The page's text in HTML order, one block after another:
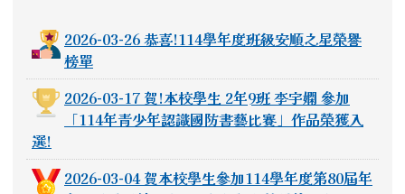
2026-03-26 恭喜!114學年度班級安順之星榮譽
榜單
2026-03-17 賀!本校學生 2年9班 李宇嫻 參加
「114年青少年認識國防書藝比賽」作品榮獲入
選!
2026-03-04 賀本校學生參加114學年度第80屆年